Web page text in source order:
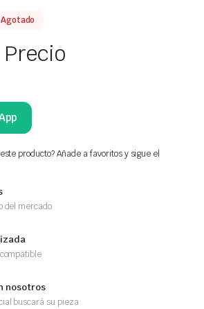
Agotado
producto? Añade a favoritos y sigue el
del mercado
nosotros
buscará su pieza